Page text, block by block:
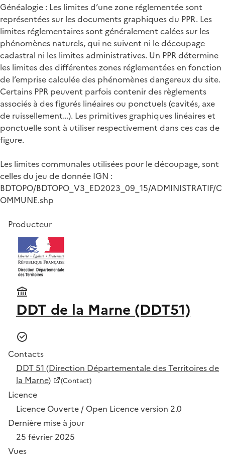
Généalogie : Les limites d’une zone réglementée sont
représentées sur les documents graphiques du PPR. Les
limites réglementaires sont généralement calées sur les
phénomènes naturels, qui ne suivent ni le découpage
cadastral ni les limites administratives. Un PPR détermine
les limites des différentes zones réglementées en fonction
de l’emprise calculée des phénomènes dangereux du site.
Certains PPR peuvent parfois contenir des règlements
associés à des figurés linéaires ou ponctuels (cavités, axe
de ruissellement…). Les primitives graphiques linéaires et
ponctuelle sont à utiliser respectivement dans ces cas de
figure.
Les limites communales utilisées pour le découpage, sont
celles du jeu de donnée IGN :
BDTOPO/BDTOPO_V3_ED2023_09_15/ADMINISTRATIF/C
OMMUNE.shp
Producteur
DDT de la Marne (DDT51)
Contacts
DDT 51 (Direction Départementale des Territoires de
la Marne)
(Contact)
Licence
Licence Ouverte / Open Licence version 2.0
Dernière mise à jour
25 février 2025
Vues